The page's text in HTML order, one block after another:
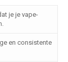
je je vape-
en consistente